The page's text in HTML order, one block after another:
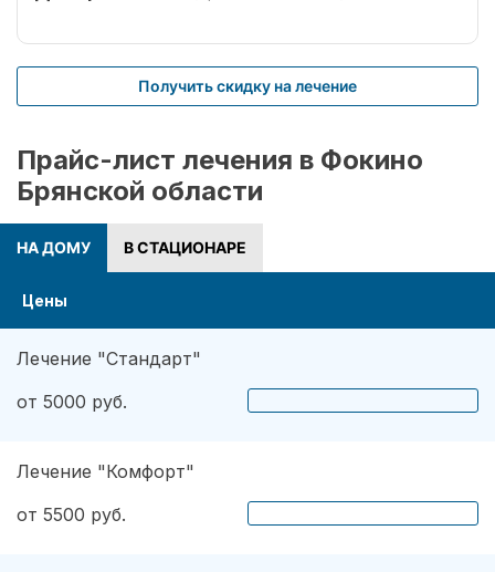
Получить скидку на лечение
Прайс-лист лечения в Фокино
Брянской области
НА ДОМУ В СТАЦИОНАРЕ
Цены
Лечение "Стандарт"
от 5000 руб.
Лечение "Комфорт"
от 5500 руб.